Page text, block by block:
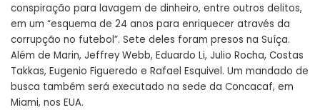
conspiração para lavagem de dinheiro, entre outros delitos,
em um “esquema de 24 anos para enriquecer através da
corrupção no futebol”. Sete deles foram presos na Suíça.
Além de Marin, Jeffrey Webb, Eduardo Li, Julio Rocha, Costas
Takkas, Eugenio Figueredo e Rafael Esquivel. Um mandado de
busca também será executado na sede da Concacaf, em
Miami, nos EUA.